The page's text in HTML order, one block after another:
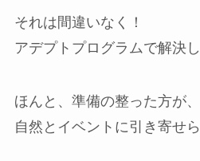
それは間違いなく！
アデプトプログラムで解決
ほんと、準備の整った方が、
自然とイベントに引き寄せ